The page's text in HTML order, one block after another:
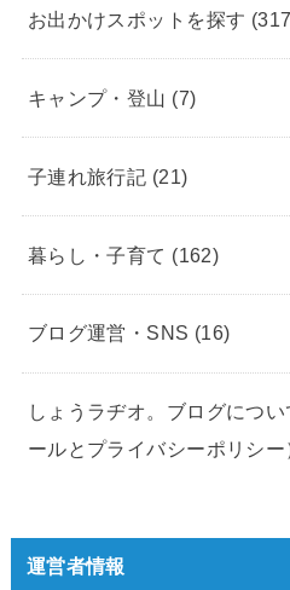
お出かけスポットを探す
キャンプ・登山 (7)
子連れ旅行記 (21)
暮らし・子育て (162)
ブログ運営・SNS (16)
しょうラヂオ。ブログにつ
ールとプライバシーポリシー
運営者情報